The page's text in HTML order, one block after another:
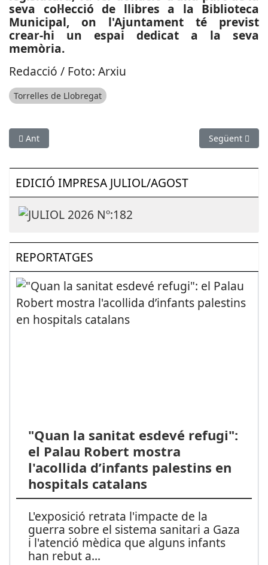
seva col·lecció de llibres a la Biblioteca
Municipal, on l'Ajuntament té previst
crear-hi un espai dedicat a la seva
memòria.
Redacció / Foto: Arxiu
Torrelles de Llobregat
Article anterior: MEDI AMBIENT: Les platges
Ant Article
Següent
EDICIÓ IMPRESA JULIOL/AGOST
REPORTATGES
"Quan la sanitat esdevé refugi":
el Palau Robert mostra
l'acollida d’infants palestins en
hospitals catalans
L'exposició retrata l'impacte de la
guerra sobre el sistema sanitari a Gaza
i l'atenció mèdica que alguns infants
han rebut a...